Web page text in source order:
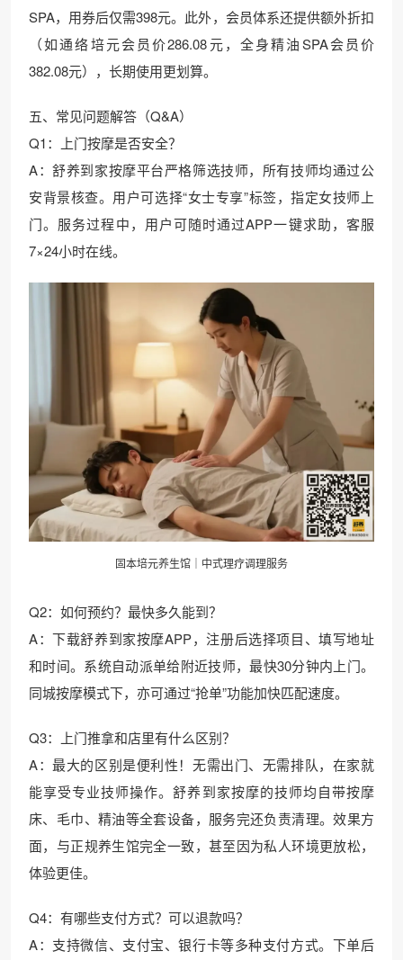
SPA，用券后仅需398元。此外，会员体系还提供额外折扣
（如通络培元会员价286.08元，全身精油SPA会员价
382.08元），长期使用更划算。
五、常见问题解答（Q&A）
Q1：上门按摩是否安全？
A：舒养到家按摩平台严格筛选技师，所有技师均通过公
安背景核查。用户可选择“女士专享”标签，指定女技师上
门。服务过程中，用户可随时通过APP一键求助，客服
7×24小时在线。
固本培元养生馆｜中式理疗调理服务
Q2：如何预约？最快多久能到？
A：下载舒养到家按摩APP，注册后选择项目、填写地址
和时间。系统自动派单给附近技师，最快30分钟内上门。
同城按摩模式下，亦可通过“抢单”功能加快匹配速度。
Q3：上门推拿和店里有什么区别？
A：最大的区别是便利性！无需出门、无需排队，在家就
能享受专业技师操作。舒养到家按摩的技师均自带按摩
床、毛巾、精油等全套设备，服务完还负责清理。效果方
面，与正规养生馆完全一致，甚至因为私人环境更放松，
体验更佳。
Q4：有哪些支付方式？可以退款吗？
A：支持微信、支付宝、银行卡等多种支付方式。下单后